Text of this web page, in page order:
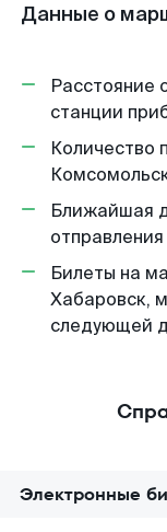
Данные о
Расстояние
станции
Количество
Ближайшая
Билеты на
Хабаровск,
следующей
Электронные